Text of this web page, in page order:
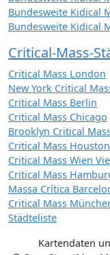
Bundesweite Kidical
Bundesweite Kidical
Critical-Mass-
Critical Mass London
New York Critical
Critical Mass Berlin
Critical Mass Chicago
Brooklyn Critical
Critical Mass Houston
Critical Mass Wien
Critical Mass
Massa Crítica
Critical Mass
Städteliste
Kartendaten